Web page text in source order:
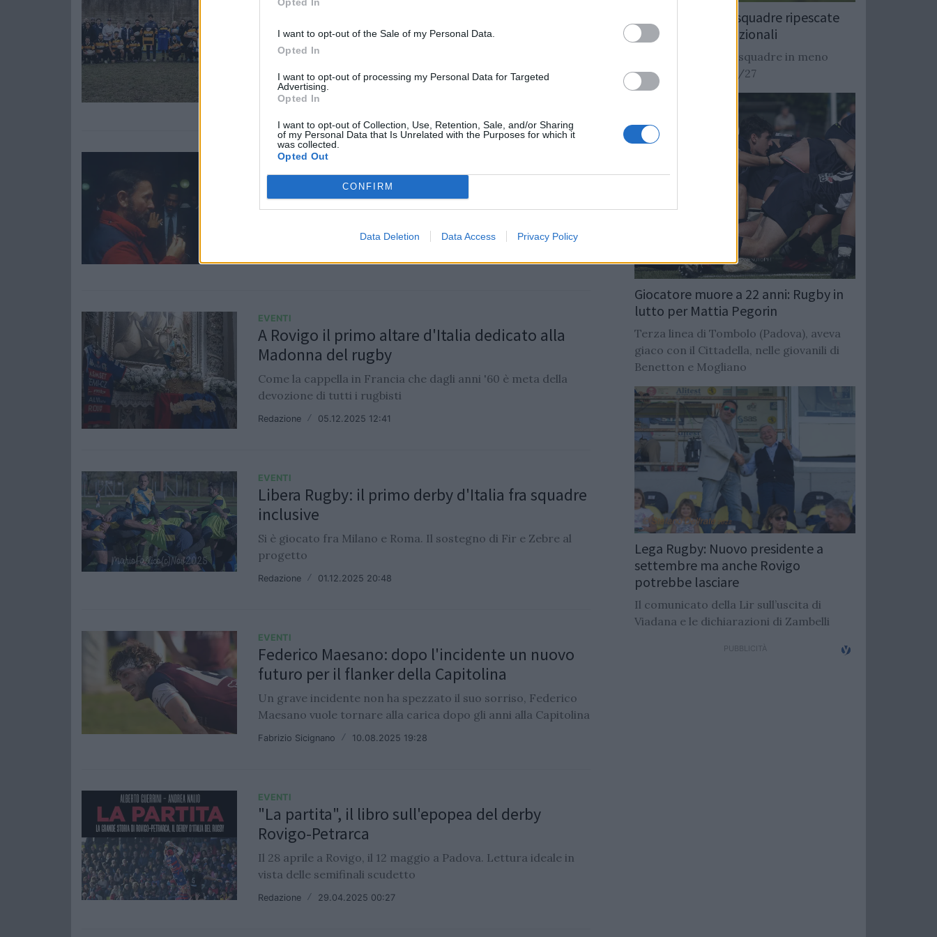
I want to opt-out of the Sale of my Personal Data.
Opted In
I want to opt-out of processing my Personal Data for Targeted
Advertising.
Opted In
I want to opt-out of Collection, Use, Retention, Sale, and/or Sharing
of my Personal Data that Is Unrelated with the Purposes for which it
was collected.
Opted Out
CONFIRM
Data Deletion Data Access Privacy Policy
sponsor
Primo evento di Fir e Macron con Giallo Dozza. Il progetto in
19 istituti e 2 case famiglia
Redazione 22.01.2026 19:46
EVENTI
L'addio a Luciano Ravagnani nelle parole più
belle dei colleghi
italiani. Un minuto di silenzio su tutti i campi d'Italia
EVENTI
A Rovigo il primo altare d'Italia dedicato alla
Madonna del rugby
Come la cappella in Francia che dagli anni '60 è meta della
devozione di tutti i rugbisti
Redazione / 05.12.2025 12:41
EVENTI
Libera Rugby: il primo derby d'Italia fra squadre
inclusive
Si è giocato fra Milano e Roma. Il sostegno di Fir e Zebre al
progetto
Redazione / 01.12.2025 20:48
EVENTI
Federico Maesano: dopo l'incidente un nuovo
futuro per il flanker della Capitolina
Un grave incidente non ha spezzato il suo sorriso, Federico
Maesano vuole tornare alla carica dopo gli anni alla Capitolina
Fabrizio Sicignano / 10.08.2025 19:28
EVENTI
"La partita", il libro sull'epopea del derby
Rovigo-Petrarca
Il 28 aprile a Rovigo, il 12 maggio a Padova. Lettura ideale in
vista delle semifinali scudetto
Redazione / 29.04.2025 00:27
Rugby: Record di squadre ripescate
nei campionati nazionali
Si stimano oltre 20 squadre in meno
dalla stagione 2026/27
Giocatore muore a 22 anni: Rugby in
lutto per Mattia Pegorin
Terza linea di Tombolo (Padova), aveva
giaco con il Cittadella, nelle giovanili di
Benetton e Mogliano
Lega Rugby: Nuovo presidente a
settembre ma anche Rovigo
potrebbe lasciare
Il comunicato della Lir sull’uscita di
Viadana e le dichiarazioni di Zambelli